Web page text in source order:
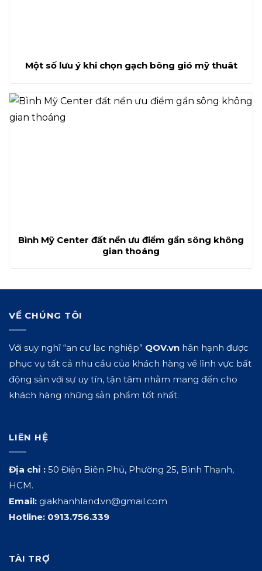
Một số lưu ý khi chọn gạch bông gió mỹ thuât
Bình Mỹ Center đất nền ưu điểm gần sông không
gian thoáng
VỀ CHÚNG TÔI
Với suy nghĩ “an cư lạc nghiệp” QOV.vn hân hạnh được
phục vụ tất cả nhu cầu của khách hàng về lĩnh vực bất
động sản với sự uy tín, tận tâm nhằm mang đến cho
khách hàng những sản phẩm tốt nhất.
LIÊN HỆ
Địa chỉ : 50 Điện Biên Phủ, Phường 25, Bình Thạnh,
HCM.
Email: giakhanhland.vn@gmail.com
Hotline: 0913.756.339
TÀI TRỢ